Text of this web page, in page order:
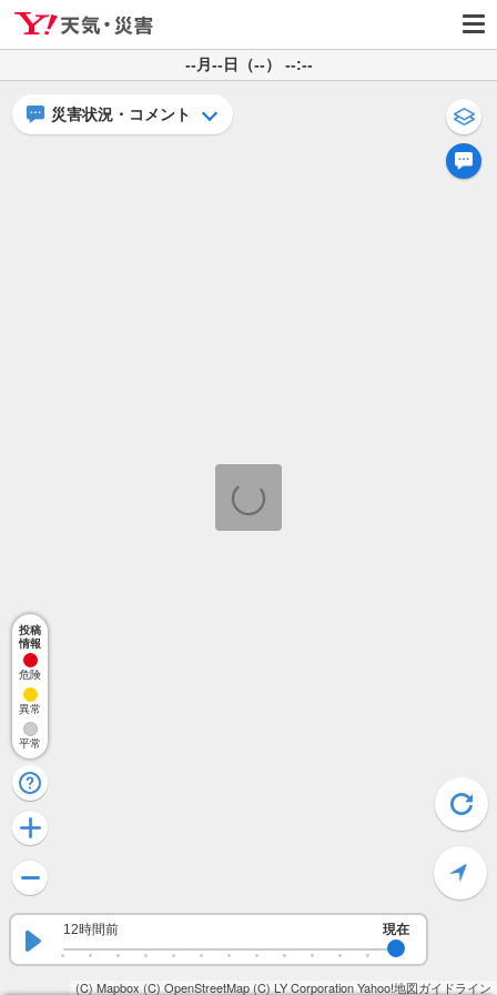
--月--日（--） --:--
(C) Mapbox (C) OpenStreetMap(C) LY CorporationYahoo!地図ガイドライン
災害状況・コメント
12時間前 現在
投稿
情報
危険
異常
平常